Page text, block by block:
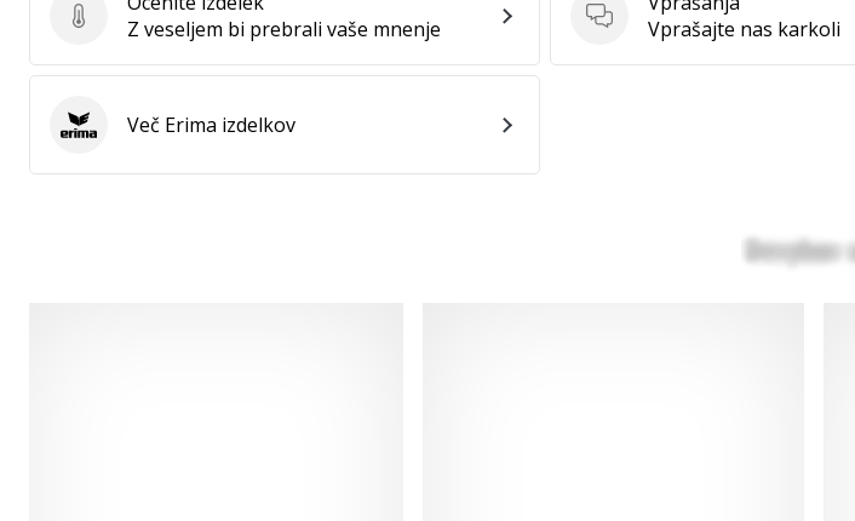
Ocenite izdelek
Z veseljem bi prebrali vaše mnenje
VprašanjaVprašajte nas karkoli
Erima Več Erima izdelkov